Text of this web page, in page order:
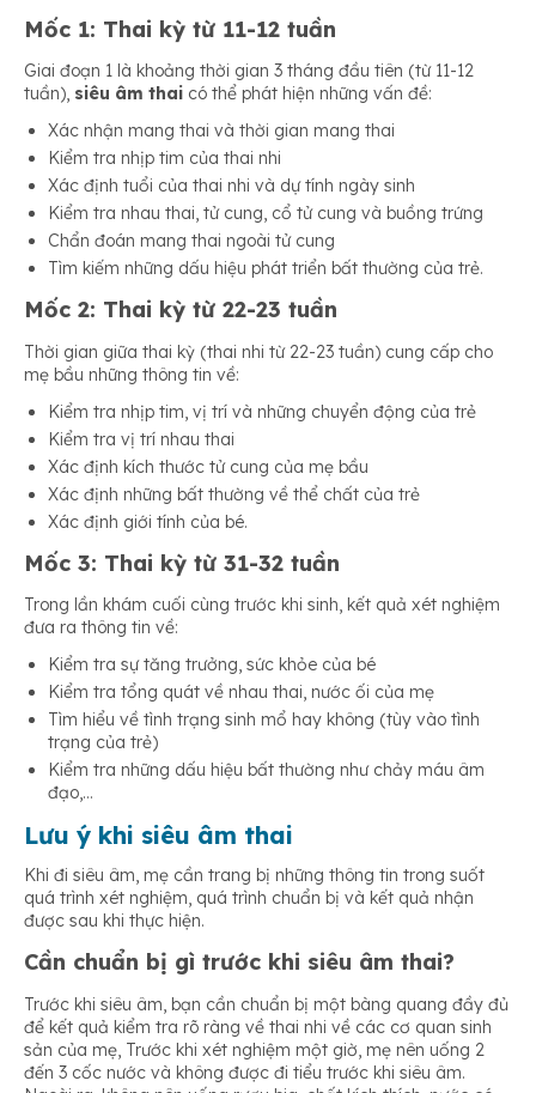
Mốc 1: Thai kỳ từ 11-12 tuần
Giai đoạn 1 là khoảng thời gian 3 tháng đầu tiên (từ 11-12
tuần), siêu âm thai có thể phát hiện những vấn đề:
Xác nhận mang thai và thời gian mang thai
Kiểm tra nhịp tim của thai nhi
Xác định tuổi của thai nhi và dự tính ngày sinh
Kiểm tra nhau thai, tử cung, cổ tử cung và buồng trứng
Chẩn đoán mang thai ngoài tử cung
Tìm kiếm những dấu hiệu phát triển bất thường của trẻ.
Mốc 2: Thai kỳ từ 22-23 tuần
Thời gian giữa thai kỳ (thai nhi từ 22-23 tuần) cung cấp cho
mẹ bầu những thông tin về:
Kiểm tra nhịp tim, vị trí và những chuyển động của trẻ
Kiểm tra vị trí nhau thai
Xác định kích thước tử cung của mẹ bầu
Xác định những bất thường về thể chất của trẻ
Xác định giới tính của bé.
Mốc 3: Thai kỳ từ 31-32 tuần
Trong lần khám cuối cùng trước khi sinh, kết quả xét nghiệm
đưa ra thông tin về:
Kiểm tra sự tăng trưởng, sức khỏe của bé
Kiểm tra tổng quát về nhau thai, nước ối của mẹ
Tìm hiểu về tình trạng sinh mổ hay không (tùy vào tình
trạng của trẻ)
Kiểm tra những dấu hiệu bất thường như chảy máu âm
đạo,…
Lưu ý khi siêu âm thai
Khi đi siêu âm, mẹ cần trang bị những thông tin trong suốt
quá trình xét nghiệm, quá trình chuẩn bị và kết quả nhận
được sau khi thực hiện.
Cần chuẩn bị gì trước khi siêu âm thai?
Trước khi siêu âm, bạn cần chuẩn bị một bàng quang đầy đủ
để kết quả kiểm tra rõ ràng về thai nhi về các cơ quan sinh
sản của mẹ, Trước khi xét nghiệm một giờ, mẹ nên uống 2
đến 3 cốc nước và không được đi tiểu trước khi siêu âm.